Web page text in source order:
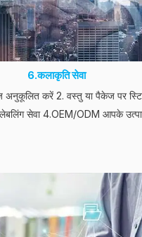
6.कलाकृति सेवा
अनुकूलित करें 2. वस्तु या पैकेज पर
सेवा 4.OEM/ODM आपके